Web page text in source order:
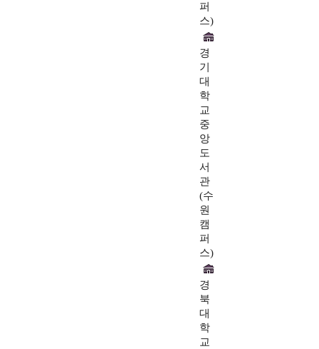
퍼
스)
경
기
대
학
교
중
앙
도
서
관
(수
원
캠
퍼
스)
경
북
대
학
교